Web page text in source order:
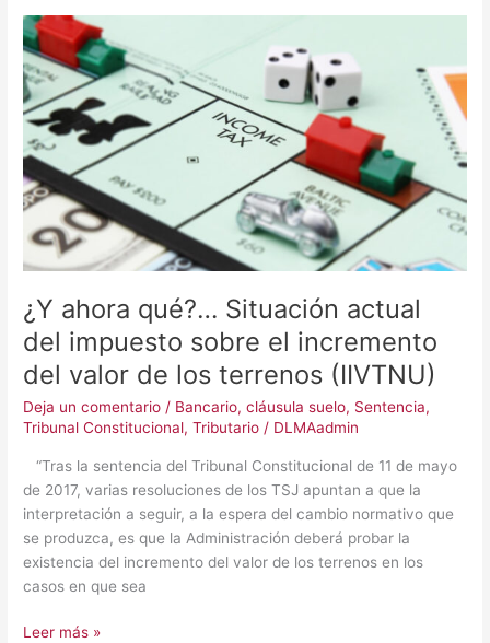
¿Y ahora qué?… Situación actual
del impuesto sobre el incremento
del valor de los terrenos (IIVTNU)
Deja un comentario / Bancario,cláusula suelo, Sentencia,
Tribunal Constitucional,Tributario / DLMAadmin
“Tras la sentencia del Tribunal Constitucional de 11 de mayo
de 2017, varias resoluciones de los TSJ apuntan a que la
interpretación a seguir, a la espera del cambio normativo que
se produzca, es que la Administración deberá probar la
existencia del incremento del valor de los terrenos en los
casos en que sea
¿Y
ahora
qué?…
Situación
actual
del
impuesto
sobre
incremento
del
de
los
terrenos
(IIVTNU)
Leer más »